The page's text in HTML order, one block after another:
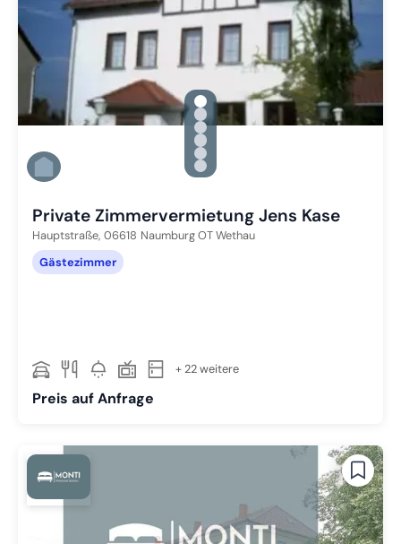
gallery.slide_selector
Zu Slide 1 wechseln
Zu Slide 2 wechseln
Zu Slide 3 wechseln
Zu Slide 4 wechseln
Zu Slide 5 wechseln
Zu Slide 6 wechseln
Private Zimmervermietung Jens Kase
Hauptstraße, 06618 Naumburg OT Wethau
Gästezimmer
+ 22 weitere
Preis auf Anfrage